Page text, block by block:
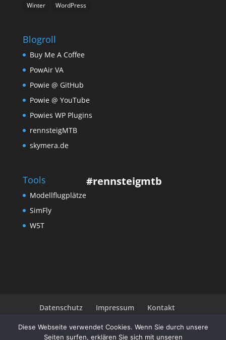
Winter
WordPress
Blogroll
Buy Me A Coffee
PowAir VA
Powie @ GitHub
Powie @ YouTube
Powies WP Plugins
rennsteigMTB
skymera.de
Tools
Modellflugplätze
SimFly
W5T
#rennsteigmtb
Datenschutz Impressum
Kontakt
Diese Webseite verwendet Cookies. Wenn Sie durch unsere
Seiten surfen, erklären Sie sich mit unseren